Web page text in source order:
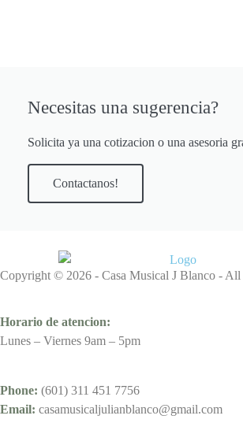
Necesitas una sugerencia?
Solicita ya una cotizacion o una asesoria
Contactanos!
Copyright © 2026 - Casa Musical J Blanco - All
Horario de atencion:
Lunes – Viernes 9am – 5pm
Phone: (601) 311 451 7756
Email: casamusicaljulianblanco@gmail.com